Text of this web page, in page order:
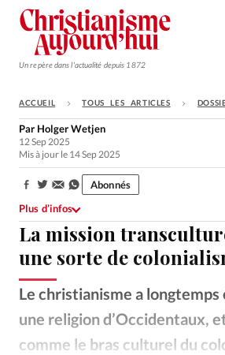
Un repère dans l'actualité depuis 1872
S'ABONNER
Monde
Opinions
Tous les articles
Faire un don
Emploi
Se connecter
ACCUEIL TOUS LES ARTICLES
La mission
une sorte de
Le christianisme a
une religion d’Occidentaux,
comme le bras culturel du
Par Holger Wetjen
12 Sep 2025
Mis à jour le 14 Sep 2025
Partager:
Abonnés
Plus d’infos